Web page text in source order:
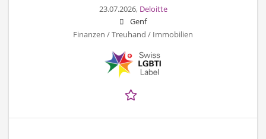
23.07.2026, Deloitte
Genf
Finanzen / Treuhand / Immobilien